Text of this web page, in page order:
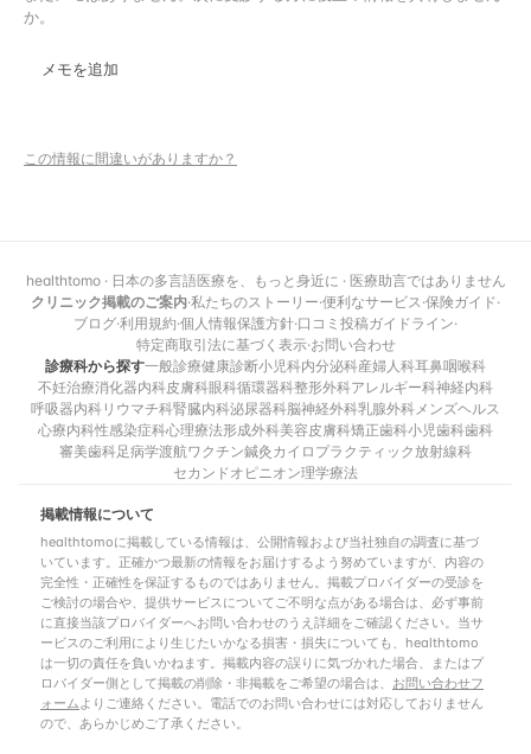
か。
メモを追加
この情報に間違いがありますか？
healthtomo · 日本の多言語医療を、もっと身近に · 医療助言ではありません
クリニック掲載のご案内·私たちのストーリー·便利なサービス ·保険ガイド·
ブログ·利用規約·個人情報保護方針·口コミ投稿ガイドライン·
特定商取引法に基づく表示·お問い合わせ
診療科から探す一般診療健康診断小児科内分泌科産婦人科耳鼻咽喉科
不妊治療消化器内科皮膚科眼科循環器科整形外科アレルギー科神経内科
呼吸器内科 リウマチ科腎臓内科泌尿器科脳神経外科乳腺外科 メンズヘルス
心療内科性感染症科心理療法形成外科美容皮膚科矯正歯科小児歯科歯科
審美歯科足病学渡航ワクチン鍼灸カイロプラクティック 放射線科
セカンドオピニオン理学療法
掲載情報について
healthtomoに掲載している情報は、公開情報および当社独自の調査に基づ
いています。正確かつ最新の情報をお届けするよう努めていますが、内容の
完全性・正確性を保証するものではありません。掲載プロバイダーの受診を
ご検討の場合や、提供サービスについてご不明な点がある場合は、必ず事前
に直接当該プロバイダーへお問い合わせのうえ詳細をご確認ください。当サ
ービスのご利用により生じたいかなる損害・損失についても、healthtomo
は一切の責任を負いかねます。掲載内容の誤りに気づかれた場合、またはプ
ロバイダー側として掲載の削除・非掲載をご希望の場合は、 お問い合わせフ
ォーム よりご連絡ください。電話でのお問い合わせには対応しておりません
ので、あらかじめご了承ください。